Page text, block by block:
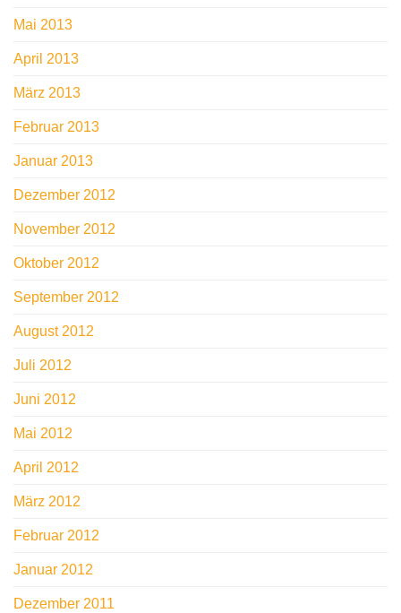
Mai 2013
April 2013
März 2013
Februar 2013
Januar 2013
Dezember 2012
November 2012
Oktober 2012
September 2012
August 2012
Juli 2012
Juni 2012
Mai 2012
April 2012
März 2012
Februar 2012
Januar 2012
Dezember 2011